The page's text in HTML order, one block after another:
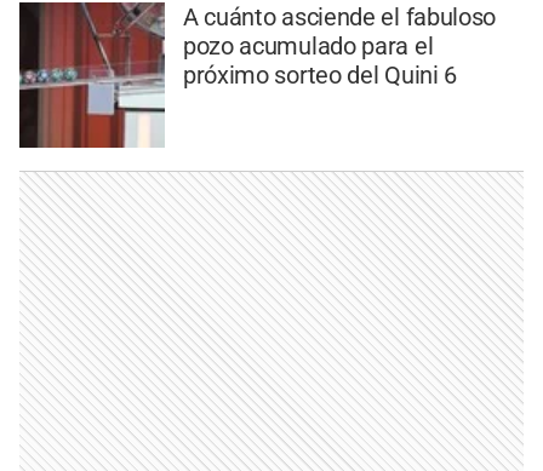
A cuánto asciende el fabuloso
pozo acumulado para el
próximo sorteo del Quini 6